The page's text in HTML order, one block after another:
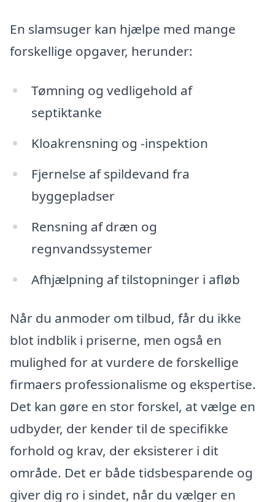
En slamsuger kan hjælpe med mange
forskellige opgaver, herunder:
Tømning og vedligehold af
septiktanke
Kloakrensning og -inspektion
Fjernelse af spildevand fra
byggepladser
Rensning af dræn og
regnvandssystemer
Afhjælpning af tilstopninger i afløb
Når du anmoder om tilbud, får du ikke
blot indblik i priserne, men også en
mulighed for at vurdere de forskellige
firmaers professionalisme og ekspertise.
Det kan gøre en stor forskel, at vælge en
udbyder, der kender til de specifikke
forhold og krav, der eksisterer i dit
område. Det er både tidsbesparende og
giver dig ro i sindet, når du vælger en